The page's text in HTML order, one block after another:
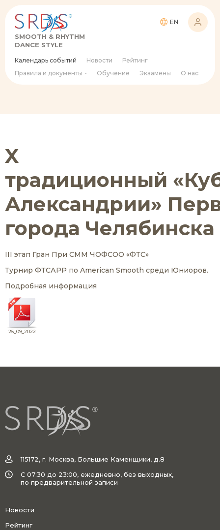
SMOOTH & RHYTHM
DANCE STYLE
EN
Календарь событий Новости
Рейтинг
Правила и документы
Обучение Экзамены О нас
X
традиционный
Александрии»
города Челябинска
III этап Гран При СММ ЧОФСОО «ФТС»
Турнир ФТСАРР по American Smooth среди Юниоров.
Подробная информация
25_09_2022
115172, г. Москва, Большие Каменщики, д.8
C 07:30 до 23:00, ежедневно, без выходных,
по предварительной записи
Новости
Рейтинг